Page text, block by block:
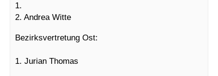
1.
2. Andrea Witte
Bezirksvertretung Ost:
1. Jurian Thomas